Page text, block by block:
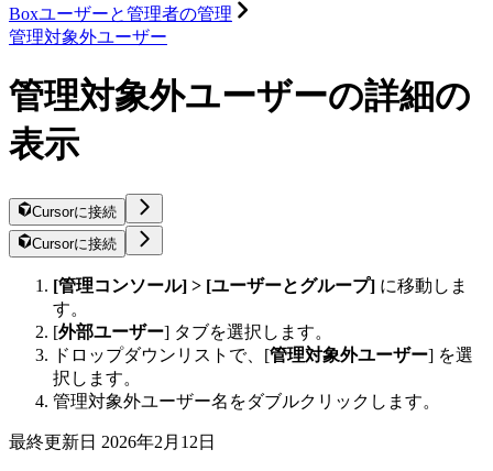
Boxユーザーと管理者の管理
管理対象外ユーザー
管理対象外ユーザーの詳細の
表示
Cursorに接続
Cursorに接続
[管理コンソール] > [ユーザーとグループ] に移動しま
す。
[外部ユーザー] タブを選択します。
ドロップダウンリストで、[管理対象外ユーザー] を選
択します。
管理対象外ユーザー名をダブルクリックします。
最終更新日 2026年2月12日